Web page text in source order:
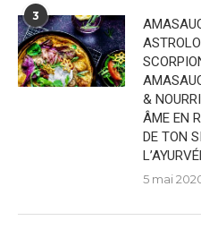
3
&
ÂME EN
DE TON
5 mai